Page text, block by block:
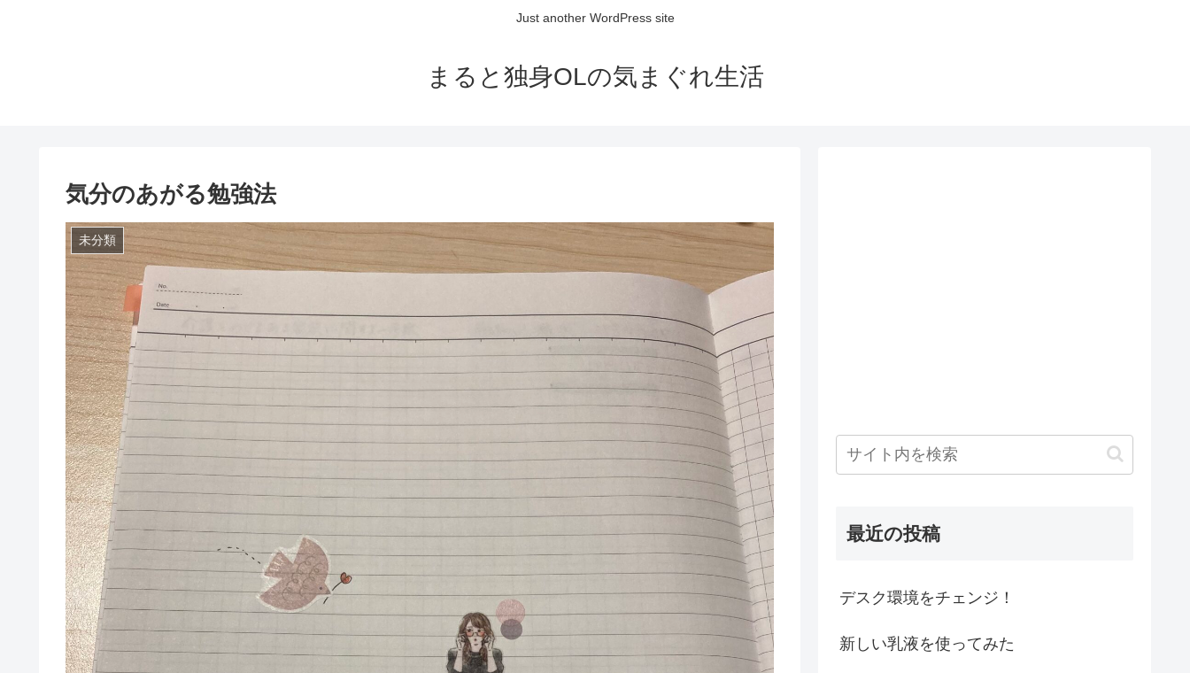
Just another WordPress site
まると独身OLの気まぐれ生活
気分のあがる勉強法
未分類
最近の投稿
デスク環境をチェンジ！
新しい乳液を使ってみた